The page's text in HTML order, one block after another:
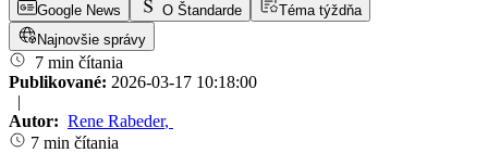
Google News O Štandarde
Téma týždňa
Najnovšie správy
7 min čítania
Publikované: 2026-03-17 10:18:00
|
Autor: Rene Rabeder,
7 min čítania